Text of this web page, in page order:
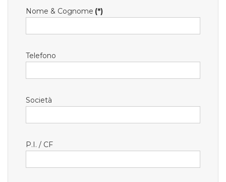
Nome & Cognome (*)
Telefono
Società
P.I. / CF